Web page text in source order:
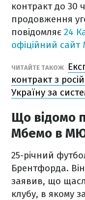
контракт до 30
продовження
повідомляє 24
офіційний
ЧИТАЙТЕ ТАКОЖ
контракт з
Україну за
Що відомо
Мбемо в
25-річний
Брентфорда.
заявив, що
клубу, в якому